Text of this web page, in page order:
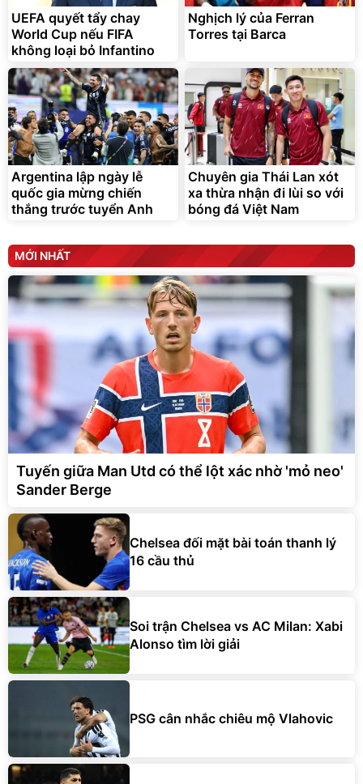
UEFA quyết tẩy chay
World Cup nếu FIFA
không loại bỏ Infantino
Nghịch lý của Ferran
Torres tại Barca
Argentina lập ngày lễ
quốc gia mừng chiến
thắng trước tuyển Anh
Chuyên gia Thái Lan xót
xa thừa nhận đi lùi so với
bóng đá Việt Nam
MỚI NHẤT
Tuyến giữa Man Utd có thể lột xác nhờ 'mỏ neo'
Sander Berge
Chelsea đối mặt bài toán thanh lý
16 cầu thủ
Soi trận Chelsea vs AC Milan: Xabi
Alonso tìm lời giải
PSG cân nhắc chiêu mộ Vlahovic